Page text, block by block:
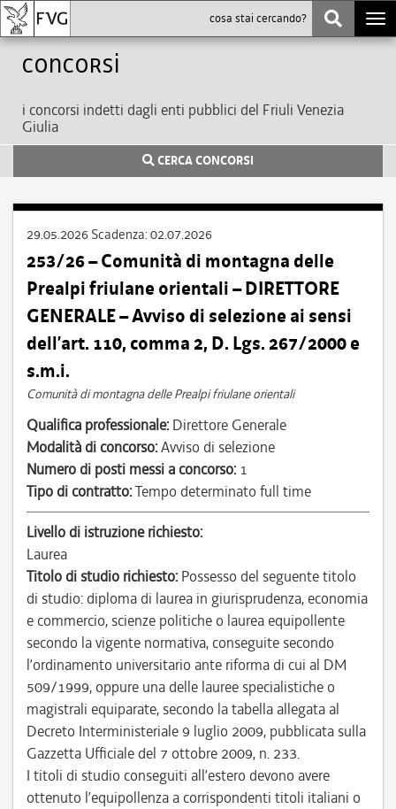
Concorsi
i concorsi indetti dagli enti pubblici del Friuli Venezia
Giulia
CERCA CONCORSI
29.05.2026 Scadenza: 02.07.2026
253/26 – Comunità di montagna delle
Prealpi friulane orientali – DIRETTORE
GENERALE – Avviso di selezione ai sensi
dell’art. 110, comma 2, D. Lgs. 267/2000 e
s.m.i.
Comunità di montagna delle Prealpi friulane orientali
Qualifica professionale: Direttore Generale
Modalità di concorso:Avviso di selezione
Numero di posti messi a concorso: 1
Tipo di contratto:Tempo determinato full time
Livello di istruzione richiesto:
Laurea
Titolo di studio richiesto: Possesso del seguente titolo
di studio: diploma di laurea in giurisprudenza, economia
e commercio, scienze politiche o laurea equipollente
secondo la vigente normativa, conseguite secondo
l’ordinamento universitario ante riforma di cui al DM
509/1999, oppure una delle lauree specialistiche o
magistrali equiparate, secondo la tabella allegata al
Decreto Interministeriale 9 luglio 2009, pubblicata sulla
Gazzetta Ufficiale del 7 ottobre 2009, n. 233.
I titoli di studio conseguiti all’estero devono avere
ottenuto l’equipollenza a corrispondenti titoli italiani o